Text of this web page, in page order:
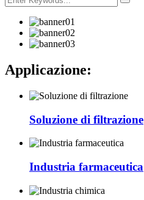
Applicazione:
Soluzione di filtrazione
Industria farmaceutica